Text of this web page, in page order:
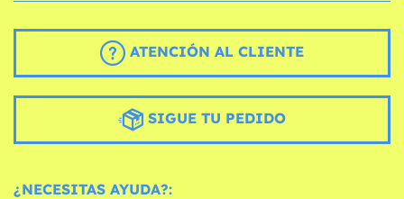
ATENCIÓN AL CLIENTE
SIGUE TU PEDIDO
¿NECESITAS AYUDA?: